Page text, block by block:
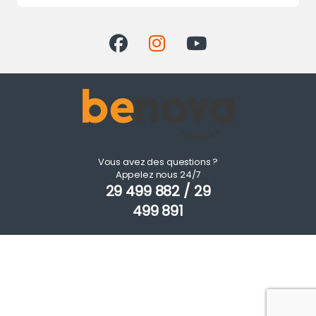
Vous avez des questions ?
Appelez nous 24/7
29 499 882 / 29
499 891